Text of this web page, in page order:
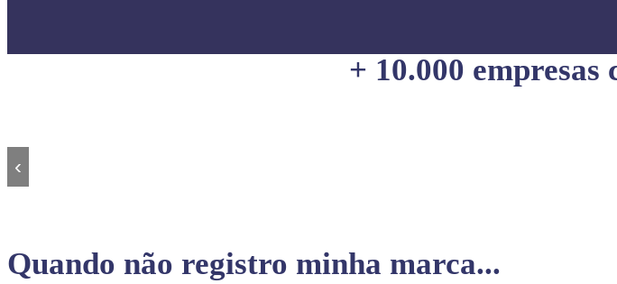
+ 10.000
‹
Quando não registro minha marca...